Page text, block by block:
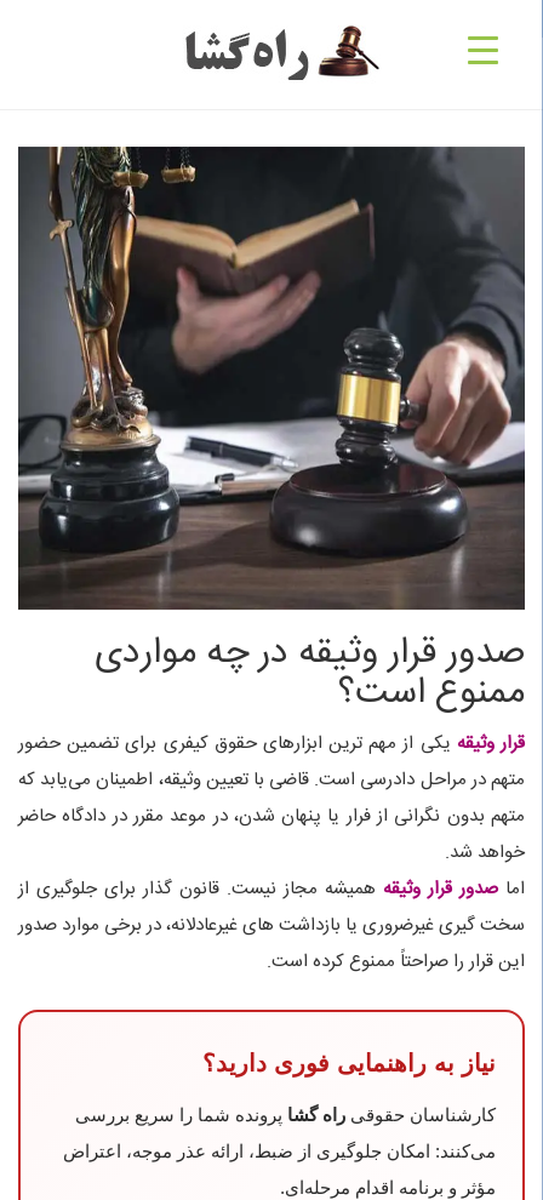
صدور قرار وثیقه در چه مواردی
ممنوع است؟
قرار وثیقه یکی از مهم‌ ترین ابزارهای حقوق کیفری برای تضمین حضور
متهم در مراحل دادرسی است. قاضی با تعیین وثیقه، اطمینان می‌یابد که
متهم بدون نگرانی از فرار یا پنهان شدن، در موعد مقرر در دادگاه حاضر
خواهد شد.
اما صدور قرار وثیقه همیشه مجاز نیست. قانون‌ گذار برای جلوگیری از
سخت‌ گیری غیرضروری یا بازداشت‌ های غیرعادلانه، در برخی موارد صدور
این قرار را صراحتاً ممنوع کرده است.
نیاز به راهنمایی فوری دارید؟
کارشناسان حقوقی راه‌ گشا پرونده شما را سریع بررسی
می‌کنند: امکان جلوگیری از ضبط، ارائه عذر موجه، اعتراض
مؤثر و برنامه اقدام مرحله‌ای.